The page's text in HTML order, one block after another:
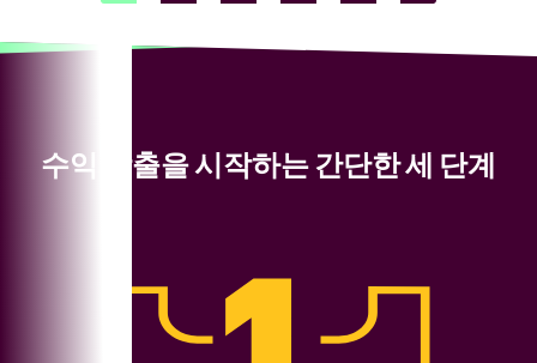
수익 창출을 시작하는 간단한 세 단계